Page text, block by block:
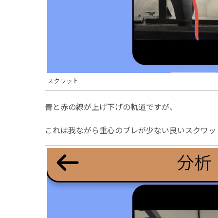
スクワット
青と赤の線が上げ下げの軌道ですが、
これは我ながら重心のブレが少ない良いスクワ